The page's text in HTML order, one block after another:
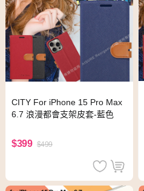
CITY For iPhone 15 Pro Max
6.7 浪漫都會支架皮套-藍色
$399 $499